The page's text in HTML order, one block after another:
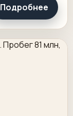
Подробнее